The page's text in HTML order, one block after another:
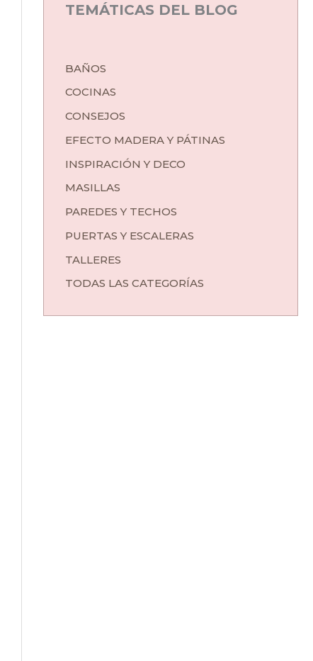
TEMÁTICAS DEL BLOG
BAÑOS
COCINAS
CONSEJOS
EFECTO MADERA Y PÁTINAS
INSPIRACIÓN Y DECO
MASILLAS
PAREDES Y TECHOS
PUERTAS Y ESCALERAS
TALLERES
TODAS LAS CATEGORÍAS